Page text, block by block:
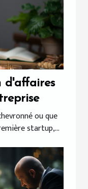
d'affaires
ou que
startup,...